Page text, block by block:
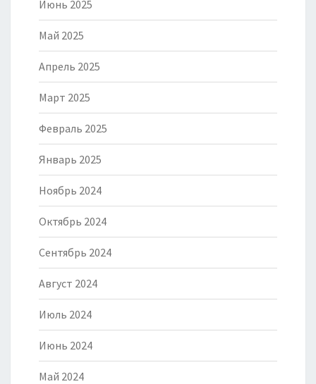
Июнь 2025
Май 2025
Апрель 2025
Март 2025
Февраль 2025
Январь 2025
Ноябрь 2024
Октябрь 2024
Сентябрь 2024
Август 2024
Июль 2024
Июнь 2024
Май 2024